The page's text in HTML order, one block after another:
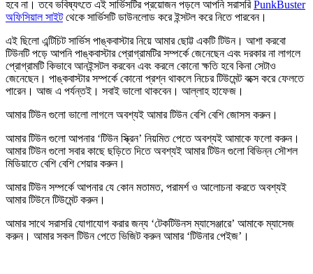
হবে না। তবে ভবিষ্যৎতে এই সার্ভিসটির প্রয়োজন পড়লে আপনি সরাসরিPunkBuster
অফিসিয়াল সাইটথেকে সার্ভিসটি ডাউনলোড করে ইন্সটল করে নিতে পারবেন।
এই ছিলো এন্টিচিট সার্ভিস পাঙ্কবাস্টার নিয়ে আমার ছোট্ট একটি টিউন। আশা করবো
টিউনটি পড়ে আপনি পাঙ্কবাস্টার প্রোগ্রামটির সম্পর্কে জেনেছেন এবং দরকার না লাগলে
প্রোগ্রামটি কিভাবে আনইন্সটল করবেন এবং করলে কোনো ক্ষতি হবে কিনা সেটাও
জেনেছেন। পাঙ্কবাস্টার সম্পর্কে কোনো প্রশ্ন থাকলে নিচের টিউমেন্ট বক্সে করে ফেলতে
পারেন। আজ এ পর্যন্তই। সবাই ভালো থাকবেন। আল্লাহ হাফেজ।
আমার টিউন গুলো ভালো লাগলে অবশ্যই আমার টিউন বেশি বেশিজোসস করুন।
আমার টিউন গুলো আপনার ‘টিউন স্ক্রিন’ নিয়মিত পেতে অবশ্যই আমাকে ফলো করুন।
আমার টিউন গুলো সবার কাছে ছড়িতে দিতে অবশ্যই আমার টিউন গুলো বিভিন্ন সৌশল
মিডিয়াতে বেশি বেশিশেয়ার করুন।
আমার টিউন সম্পর্কে আপনার যে কোন মতামত, পরামর্শ ও আলোচনা করতে অবশ্যই
আমার টিউনেটিউমেন্ট করুন।
আমার সাথে সরাসরি যোগাযোগ করার জন্য ‘টেকটিউনস ম্যাসেঞ্জারে’ আমাকেম্যাসেজ
করুন। আমার সকল টিউন পেতে ভিজিট করুন আমার ‘টিউনার পেইজ’ ।